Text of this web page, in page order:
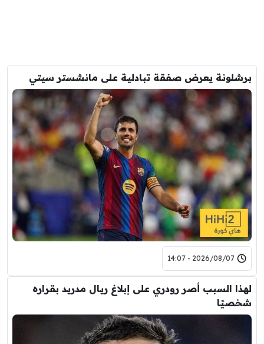
برشلونة يعرض صفقة تبادلية على مانشستر سيتي
2026/08/07 - 14:07
لهذا السبب أصر رودري على إبلاغ ريال مدريد بقراره
شخصيًا